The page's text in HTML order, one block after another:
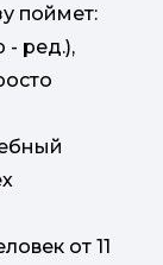
поймет:
- ред.),
от 11